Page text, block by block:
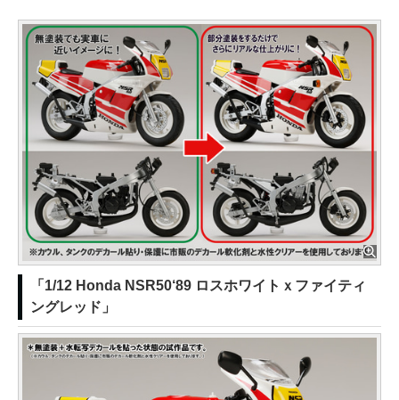
「1/12 Honda NSR50‘89 ロスホワイトｘファイティ
ングレッド」